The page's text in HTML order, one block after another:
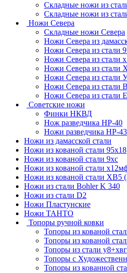
Складные ножи из
Складные ножи из
Ножи Севера
Складные ножи Севера
Ножи Севера из
Ножи Севера из стали
Ножи Севера из стали
Ножи Севера из стали
Ножи Севера из стали
Ножи Севера из стали
Ножи Севера из стали
Советские ножи
Финки НКВД
Нож разведчика НР-40
Ножи разведчика НР-
Ножи из дамасской стали
Ножи из кованой стали 95х18
Ножи из кованой стали 9хс
Ножи из кованой стали
Ножи из кованой стали ХВ5
Ножи из стали Bohler K 340
Ножи из стали D2
Ножи Пластунские
Ножи ТАНТО
Топоры ручной ковки
Топоры из кованой
Топоры из кованой
Топоры из стали у8+хвг
Топоры с
Топоры из кованной